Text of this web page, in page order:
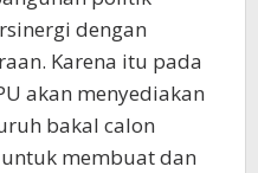
dengan
Karena itu pada
akan menyediakan
bakal calon
membuat dan